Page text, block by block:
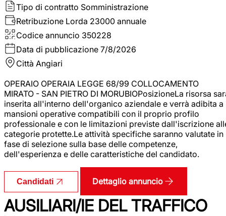
Tipo di contratto Somministrazione
Retribuzione Lorda 23000 annuale
Codice annuncio 350228
Data di pubblicazione 7/8/2026
Città Angiari
OPERAIO OPERAIA LEGGE 68/99 COLLOCAMENTO
MIRATO - SAN PIETRO DI MORUBIOPosizioneLa risorsa
inserita all'interno dell'organico aziendale e verrà adibita a
mansioni operative compatibili con il proprio profilo
professionale e con le limitazioni previste dall'iscrizione
categorie protette.Le attività specifiche saranno valutate in
fase di selezione sulla base delle competenze,
dell'esperienza e delle caratteristiche del candidato.
Candidati Dettaglio annuncio
AUSILIARI/IE DEL TRAFFICO